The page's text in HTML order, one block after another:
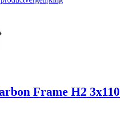
Frame H2 3x110